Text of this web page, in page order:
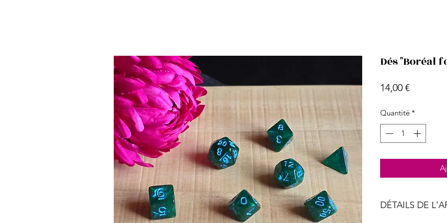
Dés "Boréal
14,00 €Prix
Quantité *
DÉTAILS DE